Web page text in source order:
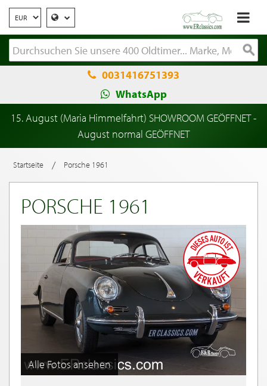
0031416751393
WhatsApp
15. August (Maria Himmelfahrt) SHOWROOM GEÖFFNET -
August normal GEÖFFNET
Startseite / Porsche 1961
PORSCHE 1961
Alle Fotos ansehen